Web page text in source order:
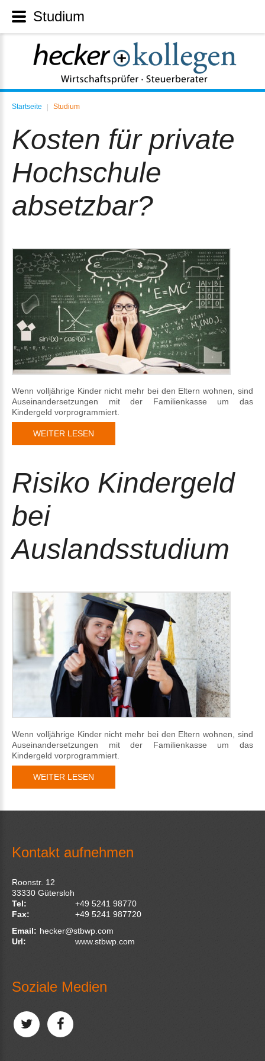
Startseite | Studium
Kosten für private
Hochschule
absetzbar?
Wenn volljährige Kinder nicht mehr bei den Eltern wohnen, sind
Auseinandersetzungen mit der Familienkasse um das
Kindergeld vorprogrammiert.
WEITER LESEN
Risiko Kindergeld
bei
Auslandsstudium
Wenn volljährige Kinder nicht mehr bei den Eltern wohnen, sind
Auseinandersetzungen mit der Familienkasse um das
Kindergeld vorprogrammiert.
WEITER LESEN
Kontakt aufnehmen
Roonstr. 12
33330 Gütersloh
Tel:
+49 5241 98770
Fax:
+49 5241 987720
Email: hecker@stbwp.com
Url:
www.stbwp.com
Soziale Medien
Studium